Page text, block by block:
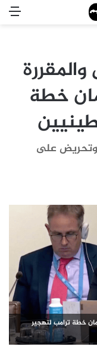
خطة
وتحريض على
خطة ترامب لتهجير